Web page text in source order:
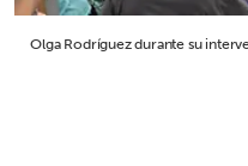
Olga Rodríguez durante su